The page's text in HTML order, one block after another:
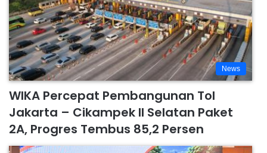
News
WIKA Percepat Pembangunan Tol
Jakarta – Cikampek II Selatan Paket
2A, Progres Tembus 85,2 Persen